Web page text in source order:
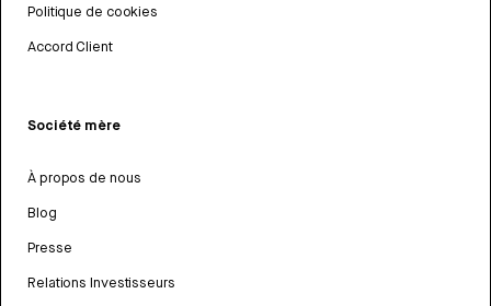
Politique de cookies
Accord Client
Société mère
À propos de nous
Blog
Presse
Relations Investisseurs